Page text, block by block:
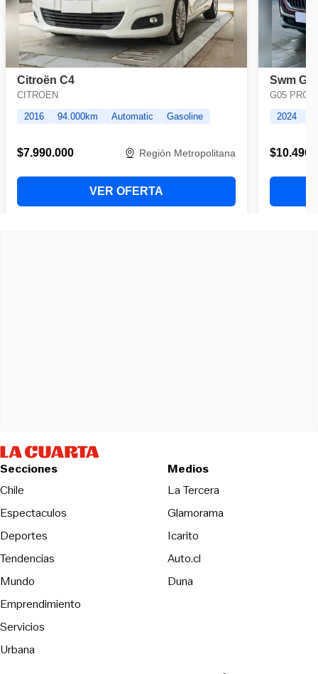
Secciones
Chile
Espectaculos
Deportes
Tendencias
Mundo
Emprendimiento
Servicios
Urbana
Medios
La TerceraOpens in new
Glamorama
Icarito
Auto.cl
DunaOpens in new window